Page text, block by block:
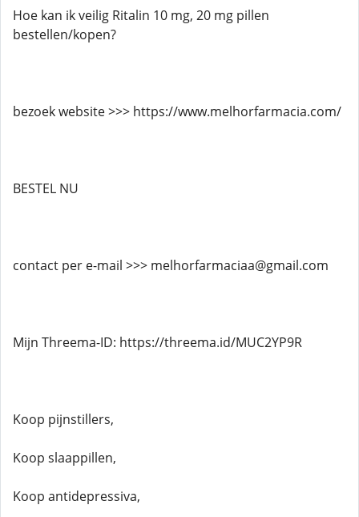
Hoe kan ik veilig Ritalin 10 mg, 20 mg pillen
bestellen/kopen?
bezoek website >>> https://www.melhorfarmacia.com/
BESTEL NU
contact per e-mail >>> melhorfarmaciaa@gmail.com
Mijn Threema-ID: https://threema.id/MUC2YP9R
Koop pijnstillers,
Koop slaappillen,
Koop antidepressiva,